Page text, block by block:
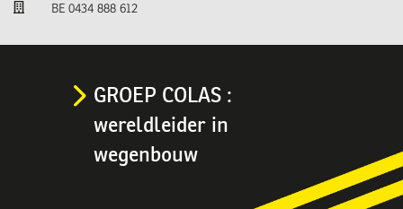
BE 0434 888 612
GROEP COLAS :
wereldleider in
wegenbouw